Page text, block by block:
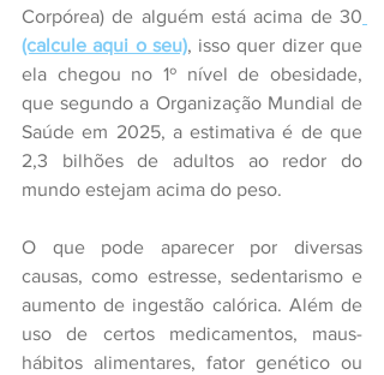
Corpórea) de alguém está acima de 30
(calcule aqui o seu), isso quer dizer que
ela chegou no 1º nível de obesidade,
que segundo a Organização Mundial de
Saúde em 2025, a estimativa é de que
2,3 bilhões de adultos ao redor do
mundo estejam acima do peso.
O que pode aparecer por diversas
causas, como estresse, sedentarismo e
aumento de ingestão calórica. Além de
uso de certos medicamentos, maus-
hábitos alimentares, fator genético ou